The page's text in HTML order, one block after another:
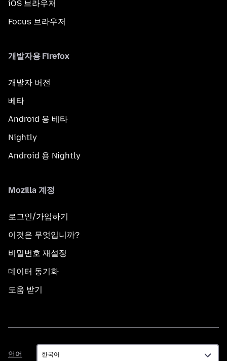
iOS 브라우저
Focus 브라우저
개발자용 Firefox
개발자 버전
베타
Android 용 베타
Nightly
Android 용 Nightly
Mozilla 계정
로그인/가입하기
이것은 무엇입니까?
비밀번호 재설정
데이터 동기화
도움 받기
언어
언
어